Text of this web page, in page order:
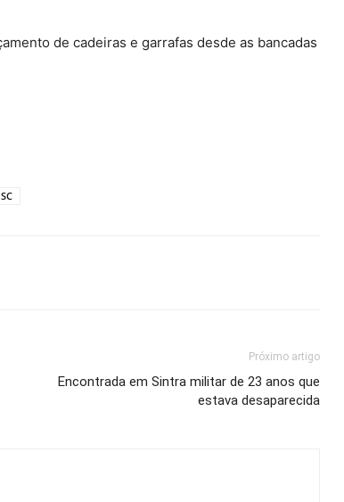
de cadeiras e garrafas desde as bancadas
Próximo artigo
Encontrada em Sintra militar de 23 anos que
estava desaparecida